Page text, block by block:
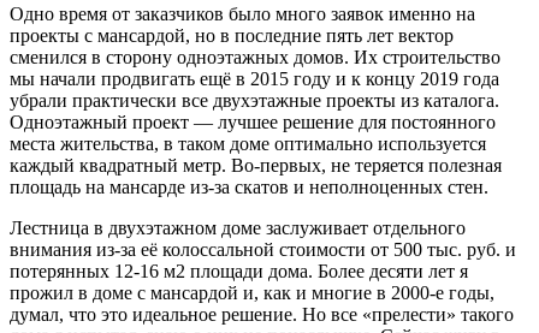
Одно время от заказчиков было много заявок именно на
проекты с мансардой, но в последние пять лет вектор
сменился в сторону одноэтажных домов. Их строительство
мы начали продвигать ещё в 2015 году и к концу 2019 года
убрали практически все двухэтажные проекты из каталога.
Одноэтажный проект — лучшее решение для постоянного
места жительства, в таком доме оптимально используется
каждый квадратный метр. Во-первых, не теряется полезная
площадь на мансарде из-за скатов и неполноценных стен.
Лестница в двухэтажном доме заслуживает отдельного
внимания из-за её колоссальной стоимости от 500 тыс. руб. и
потерянных 12-16 м2 площади дома. Более десяти лет я
прожил в доме с мансардой и, как и многие в 2000-е годы,
думал, что это идеальное решение. Но все «прелести» такого